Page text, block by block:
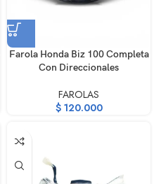
Farola Honda Biz 100 Completa
Con Direccionales
FAROLAS
$120.000